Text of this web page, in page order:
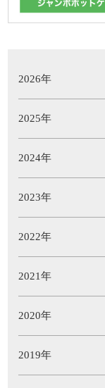
2026年
2025年
2024年
2023年
2022年
2021年
2020年
2019年